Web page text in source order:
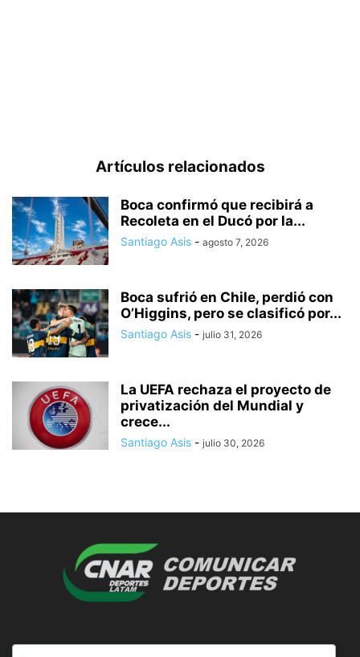
Artículos relacionados
Boca confirmó que recibirá a
Recoleta en el Ducó por la...
Santiago Asis - agosto 7, 2026
Boca sufrió en Chile, perdió con
O’Higgins, pero se clasificó por...
Santiago Asis - julio 31, 2026
La UEFA rechaza el proyecto de
privatización del Mundial y
crece...
Santiago Asis - julio 30, 2026